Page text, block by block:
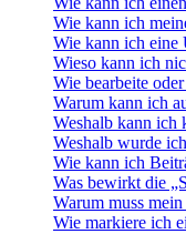
Wie kann ich
Wie kann ich eine
Wieso kann ich
Wie bearbeite
Warum kann ich
Weshalb kann ich
Weshalb wurde
Wie kann ich
Was bewirkt die
Warum muss
Wie markiere ich